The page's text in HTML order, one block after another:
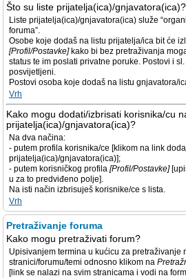
Što su liste prijatelja(ica)/gnjavatora(ica)?
Liste prijatelja(ica)/gnjavatora(ica) služe
foruma”.
Osobe koje dodaš na listu prijatelja/ica bit će
[Profil/Postavke]kako bi bez pretraživanja
status te im poslati privatne poruke. Postovi i
posvijetljeni.
Postovi osoba koje dodaš na listu gnjavatora/
Vrh
Kako mogu dodati/izbrisati korisnika/cu
prijatelja(ica)/gnjavatora(ica)?
Na dva načina:
- putem profila korisnika/ce [klikom na link
prijatelja(ica)/gnjavatora(ica)];
- putem korisničkog profila [Profil/Postavke]
u za to predviđeno polje].
Na isti način izbrisuješ korisnike/ce s lista.
Vrh
Pretraživanje foruma
Kako mogu pretraživati forum?
Upisivanjem termina u kućicu za pretraživanje
stranici/forumu/temi odnosno klikom na
[link se nalazi na svim stranicama i vodi na